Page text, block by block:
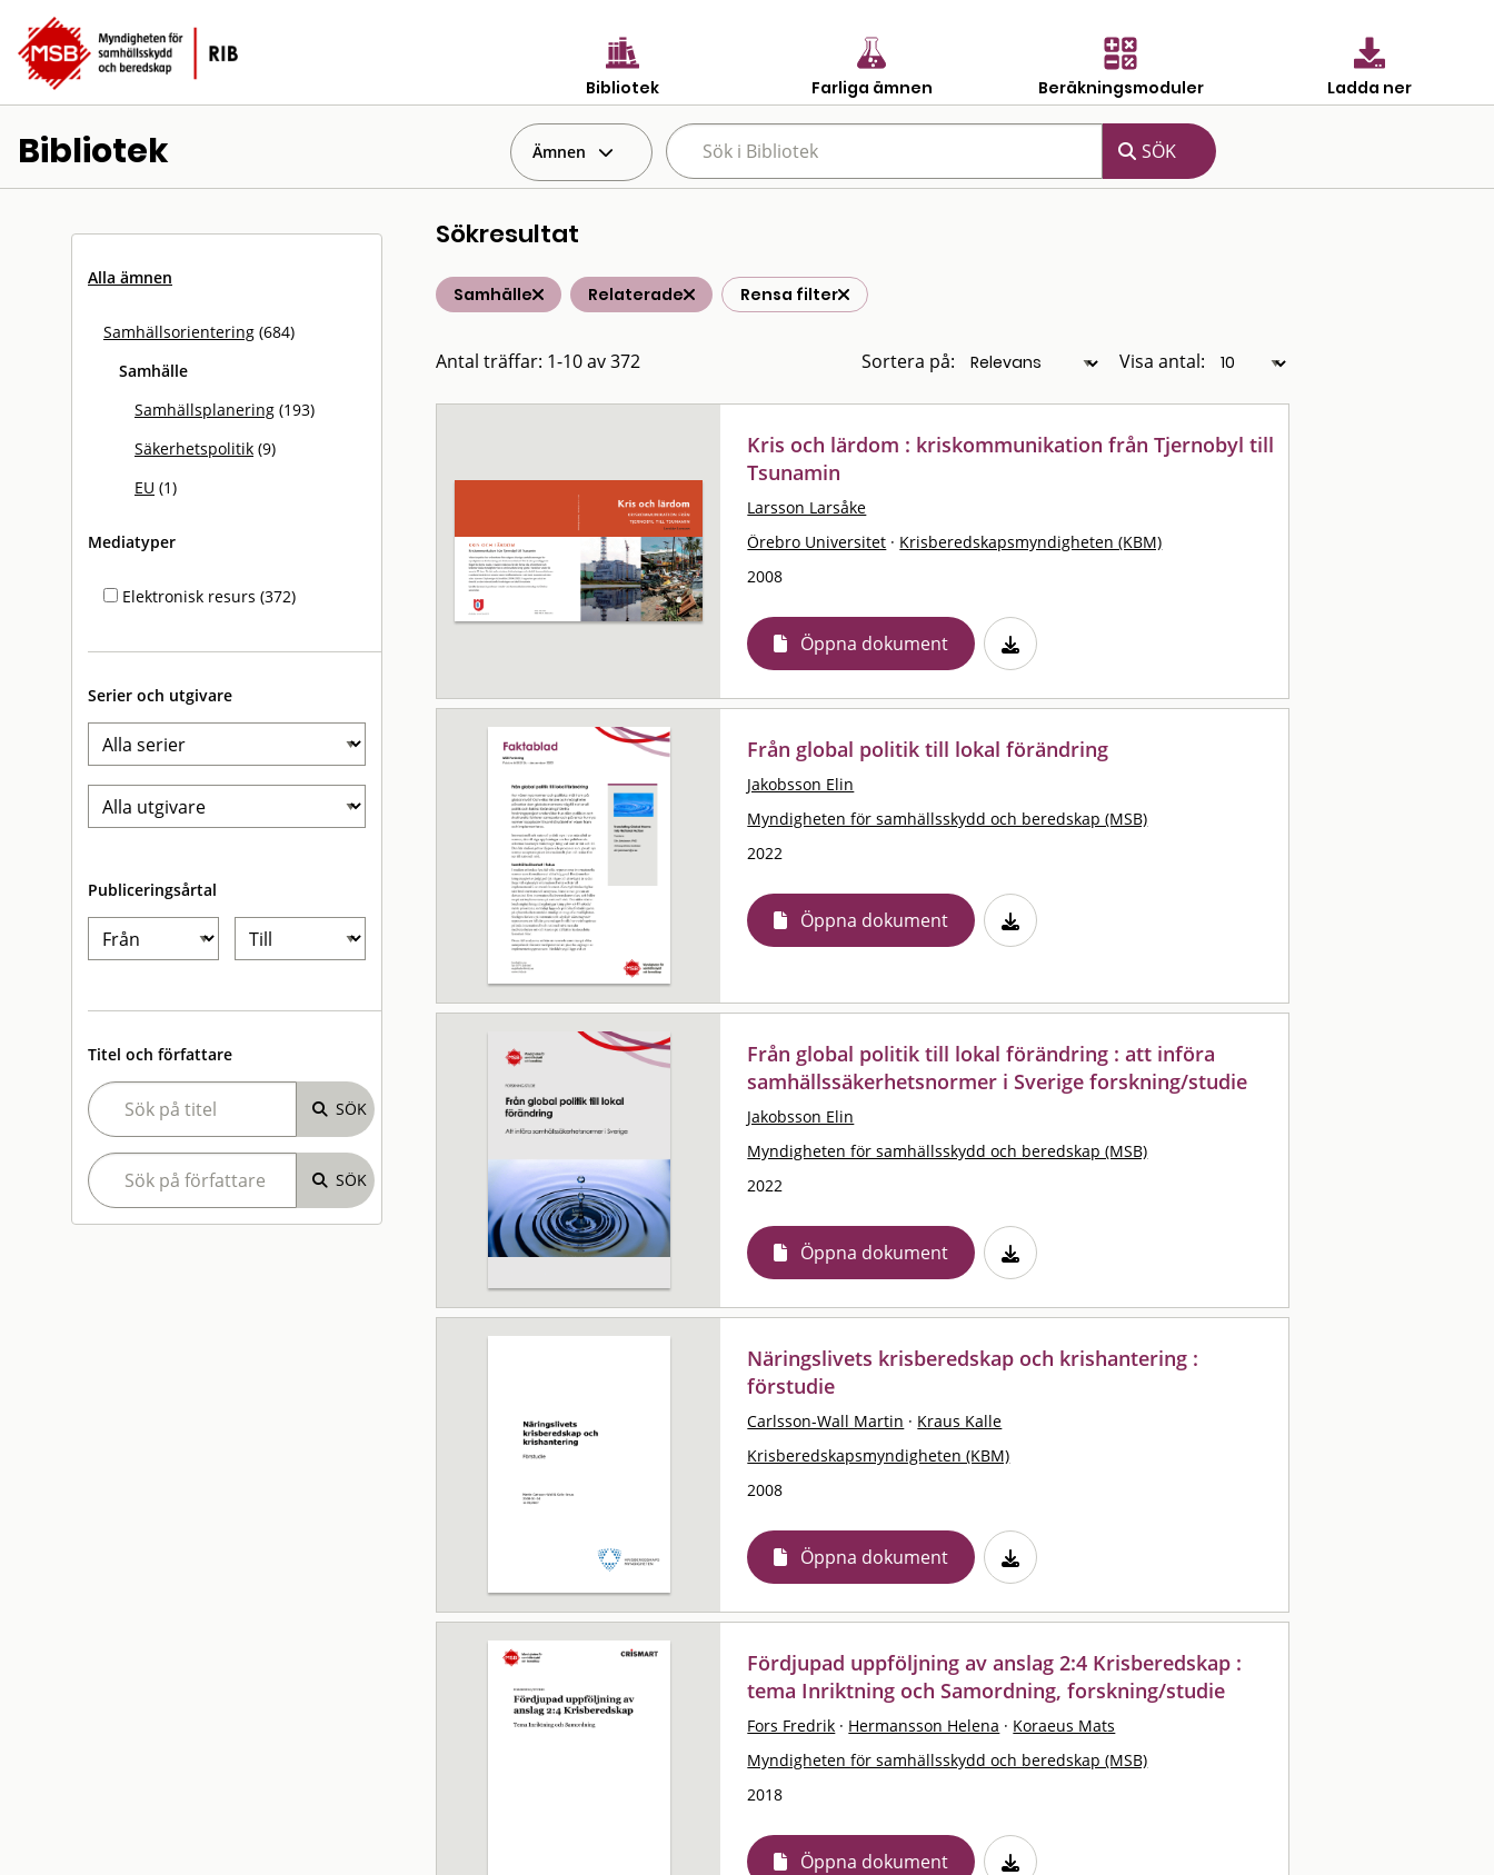
Bibliotek Farliga ämnen Beräkningsmoduler Ladda ner
Bibliotek Ämnen
Alla ämnen
Samhällsorientering (684)
Samhälle
Samhällsplanering (193)
Säkerhetspolitik (9)
EU (1)
Mediatyper
Elektronisk resurs (372)
Serier och utgivare
Publiceringsårtal
Titel och författare
Sökresultat
Samhälle Relaterade Rensa filter
Antal träffar: 1-10 av 372 Sortera på: Visa antal:
Kris och lärdom : kriskommunikation från Tjernobyl till
Tsunamin
Larsson Larsåke
Örebro Universitet · Krisberedskapsmyndigheten (KBM)
2008
Öppna dokument
Från global politik till lokal förändring
Jakobsson Elin
Myndigheten för samhällsskydd och beredskap (MSB)
2022
Öppna dokument
Från global politik till lokal förändring : att införa
samhällssäkerhetsnormer i Sverige forskning/studie
Jakobsson Elin
Myndigheten för samhällsskydd och beredskap (MSB)
2022
Öppna dokument
Näringslivets krisberedskap och krishantering :
förstudie
Carlsson-Wall Martin · Kraus Kalle
Krisberedskapsmyndigheten (KBM)
2008
Öppna dokument
Fördjupad uppföljning av anslag 2:4 Krisberedskap :
tema Inriktning och Samordning, forskning/studie
Fors Fredrik · Hermansson Helena · Koraeus Mats
Myndigheten för samhällsskydd och beredskap (MSB)
2018
Öppna dokument